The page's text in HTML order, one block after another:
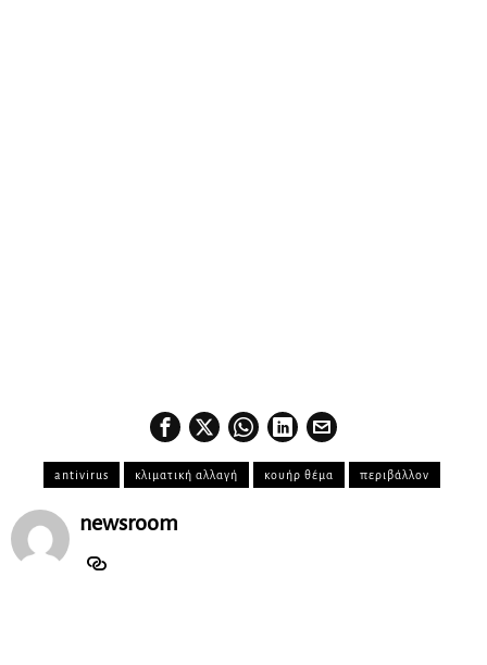
antivirus κλιματική αλλαγή κουήρ θέμα περιβάλλον
newsroom